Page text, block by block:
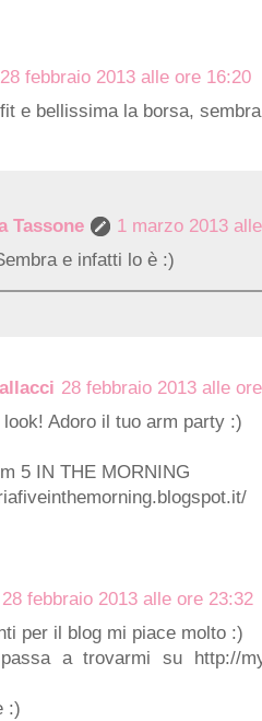
28 febbraio 2013 alle ore 16:20
e bellissima la borsa,
Tassone
1 marzo 2013
e infatti lo è :)
28 febbraio 2013 alle
look! Adoro il tuo arm party :)
5 IN THE MORNING
28 febbraio 2013 alle ore 23:32
per il blog mi piace molto :)
a trovarmi su http://
:)